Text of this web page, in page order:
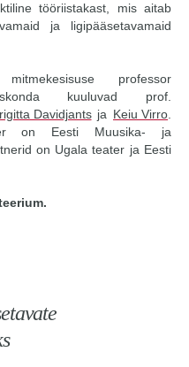
tööriistakast, mis aitab
ja ligipääsetavamaid
professor
kuuluvad prof.
Davidjantsja Keiu Virro
on Eesti Muusika- ja
on Ugala teater ja Eesti